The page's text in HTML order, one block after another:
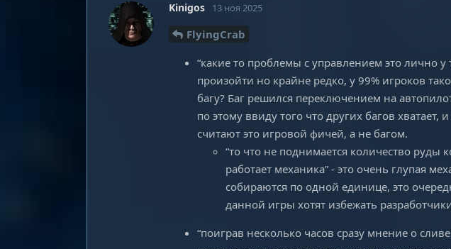
Kinigos 13 ноя 2025
FlyingCrab
“какие то проблемы с управлением это лично у
произойти но крайне редко, у 99% игроков
багу? Баг решился переключением на
по этому ввиду того что других багов
считают это игровой фичей, а не багом.
“то что не поднимается количество руды
работает механика” - это очень глупая
собираются по одной единице, это
данной игры хотят избежать
“поиграв несколько часов сразу мнение о